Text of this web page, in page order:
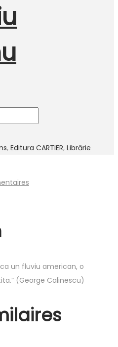
, Editura CARTIER, Librărie
un fluviu american, o
(George Calinescu)